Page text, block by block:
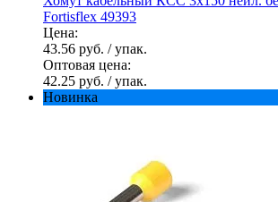
Fortisflex 49393
Цена:
43.56 руб. / упак.
Оптовая цена:
42.25 руб. / упак.
Новинка